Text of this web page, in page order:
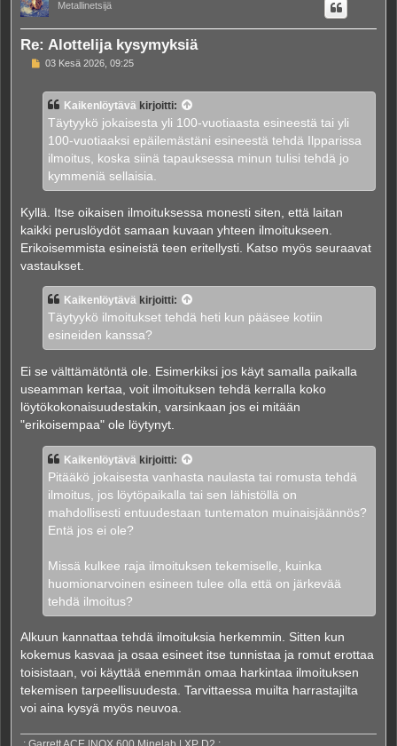
Metallinetsijä
Re: Alottelija kysymyksiä
V
s
03 Kesä 2026, 09:25
Kaikenlöytävä kirjoitti:
Täytyykö jokaisesta yli 100-vuotiaasta esineestä tai yli
100-vuotiaaksi epäilemästäni esineestä tehdä Ilpparissa
ilmoitus, koska siinä tapauksessa minun tulisi tehdä jo
kymmeniä sellaisia.
Kyllä. Itse oikaisen ilmoituksessa monesti siten, että laitan
kaikki peruslöydöt samaan kuvaan yhteen ilmoitukseen.
Erikoisemmista esineistä teen eritellysti. Katso myös seuraavat
vastaukset.
Kaikenlöytävä kirjoitti:
Täytyykö ilmoitukset tehdä heti kun pääsee kotiin
esineiden kanssa?
Ei se välttämätöntä ole. Esimerkiksi jos käyt samalla paikalla
useamman kertaa, voit ilmoituksen tehdä kerralla koko
löytökokonaisuudestakin, varsinkaan jos ei mitään
"erikoisempaa" ole löytynyt.
Kaikenlöytävä kirjoitti:
Pitääkö jokaisesta vanhasta naulasta tai romusta tehdä
ilmoitus, jos löytöpaikalla tai sen lähistöllä on
mahdollisesti entuudestaan tuntematon muinaisjäännös?
Entä jos ei ole?
Missä kulkee raja ilmoituksen tekemiselle, kuinka
huomionarvoinen esineen tulee olla että on järkevää
tehdä ilmoitus?
Alkuun kannattaa tehdä ilmoituksia herkemmin. Sitten kun
kokemus kasvaa ja osaa esineet itse tunnistaa ja romut erottaa
toisistaan, voi käyttää enemmän omaa harkintaa ilmoituksen
tekemisen tarpeellisuudesta. Tarvittaessa muilta harrastajilta
voi aina kysyä myös neuvoa.